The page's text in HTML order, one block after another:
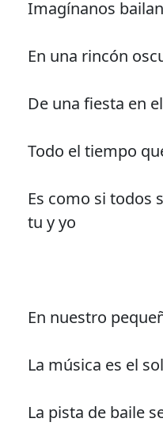
Imagínanos
En una rincón
De una fiesta en
Todo el tiempo
Es como si todos
tu y yo
En nuestro
La música es el sol
La pista de baile